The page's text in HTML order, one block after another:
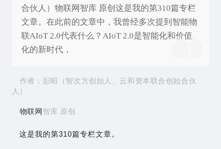
合伙人）物联网智库 原创这是我的第310篇专栏
文章。在此前的文章中，我曾经多次提到智能物
联AIoT 2.0代表什么？AIoT 2.0是智能化和价值
化的新时代，
作者： 彭昭
（智次方创始人、云和资本联合创始合伙
人）
物联网 智库 原创
这是我的第310篇专栏文章。